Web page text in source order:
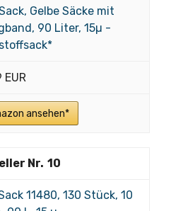
Gelbe Säcke mit
90 Liter, 15µ -
EUR
ansehen*
10